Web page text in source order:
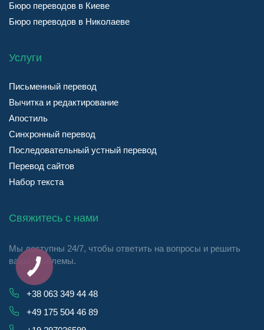
Бюро переводов в Киеве
Бюро переводов в Николаеве
Услуги
Письменный перевод
Вычитка и редактирование
Апостиль
Синхронный перевод
Последовательный устный перевод
Перевод сайтов
Набор текста
Свяжитесь с нами
Мы доступны 24/7, чтобы ответить на вопросы и решить
ваши проблемы.
+38 063 349 44 48
+49 175 504 46 89